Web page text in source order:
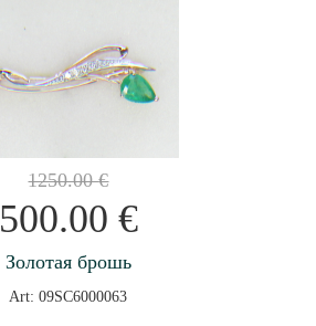
1250.00€
500.00 €
Золотая брошь
Art: 09SC6000063